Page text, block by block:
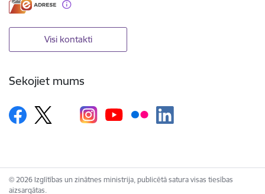
Visi kontakti
Sekojiet mums
© 2026 Izglītības un zinātnes ministrija, publicētā satura visas tiesības
aizsargātas.